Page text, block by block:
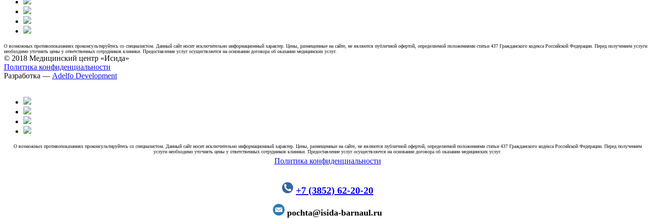
О возможных противопоказаниях проконсультируйтесь со специалистом. Данный сайт носит исключительно информационный характер. Цены, размещенные на сайте, не являются публичной офертой, определяемой положениями статьи 437 Гражданского кодекса Российской Федерации. Перед получением услуги
необходимо уточнять цены у ответственных сотрудников клиники. Предоставление услуг осуществляется на основании договора об оказании медицинских услуг.
© 2018 Медицинский центр «Исида»
Политика конфиденциальности
Разработка — Adelfo Development
О возможных противопоказаниях проконсультируйтесь со специалистом. Данный сайт носит исключительно информационный характер. Цены, размещенные на сайте, не являются публичной офертой, определяемой положениями статьи 437 Гражданского кодекса Российской Федерации. Перед получением
услуги необходимо уточнять цены у ответственных сотрудников клиники. Предоставление услуг осуществляется на основании договора об оказании медицинских услуг.
Политика конфиденциальности
+7 (3852) 62-20-20
pochta@isida-barnaul.ru